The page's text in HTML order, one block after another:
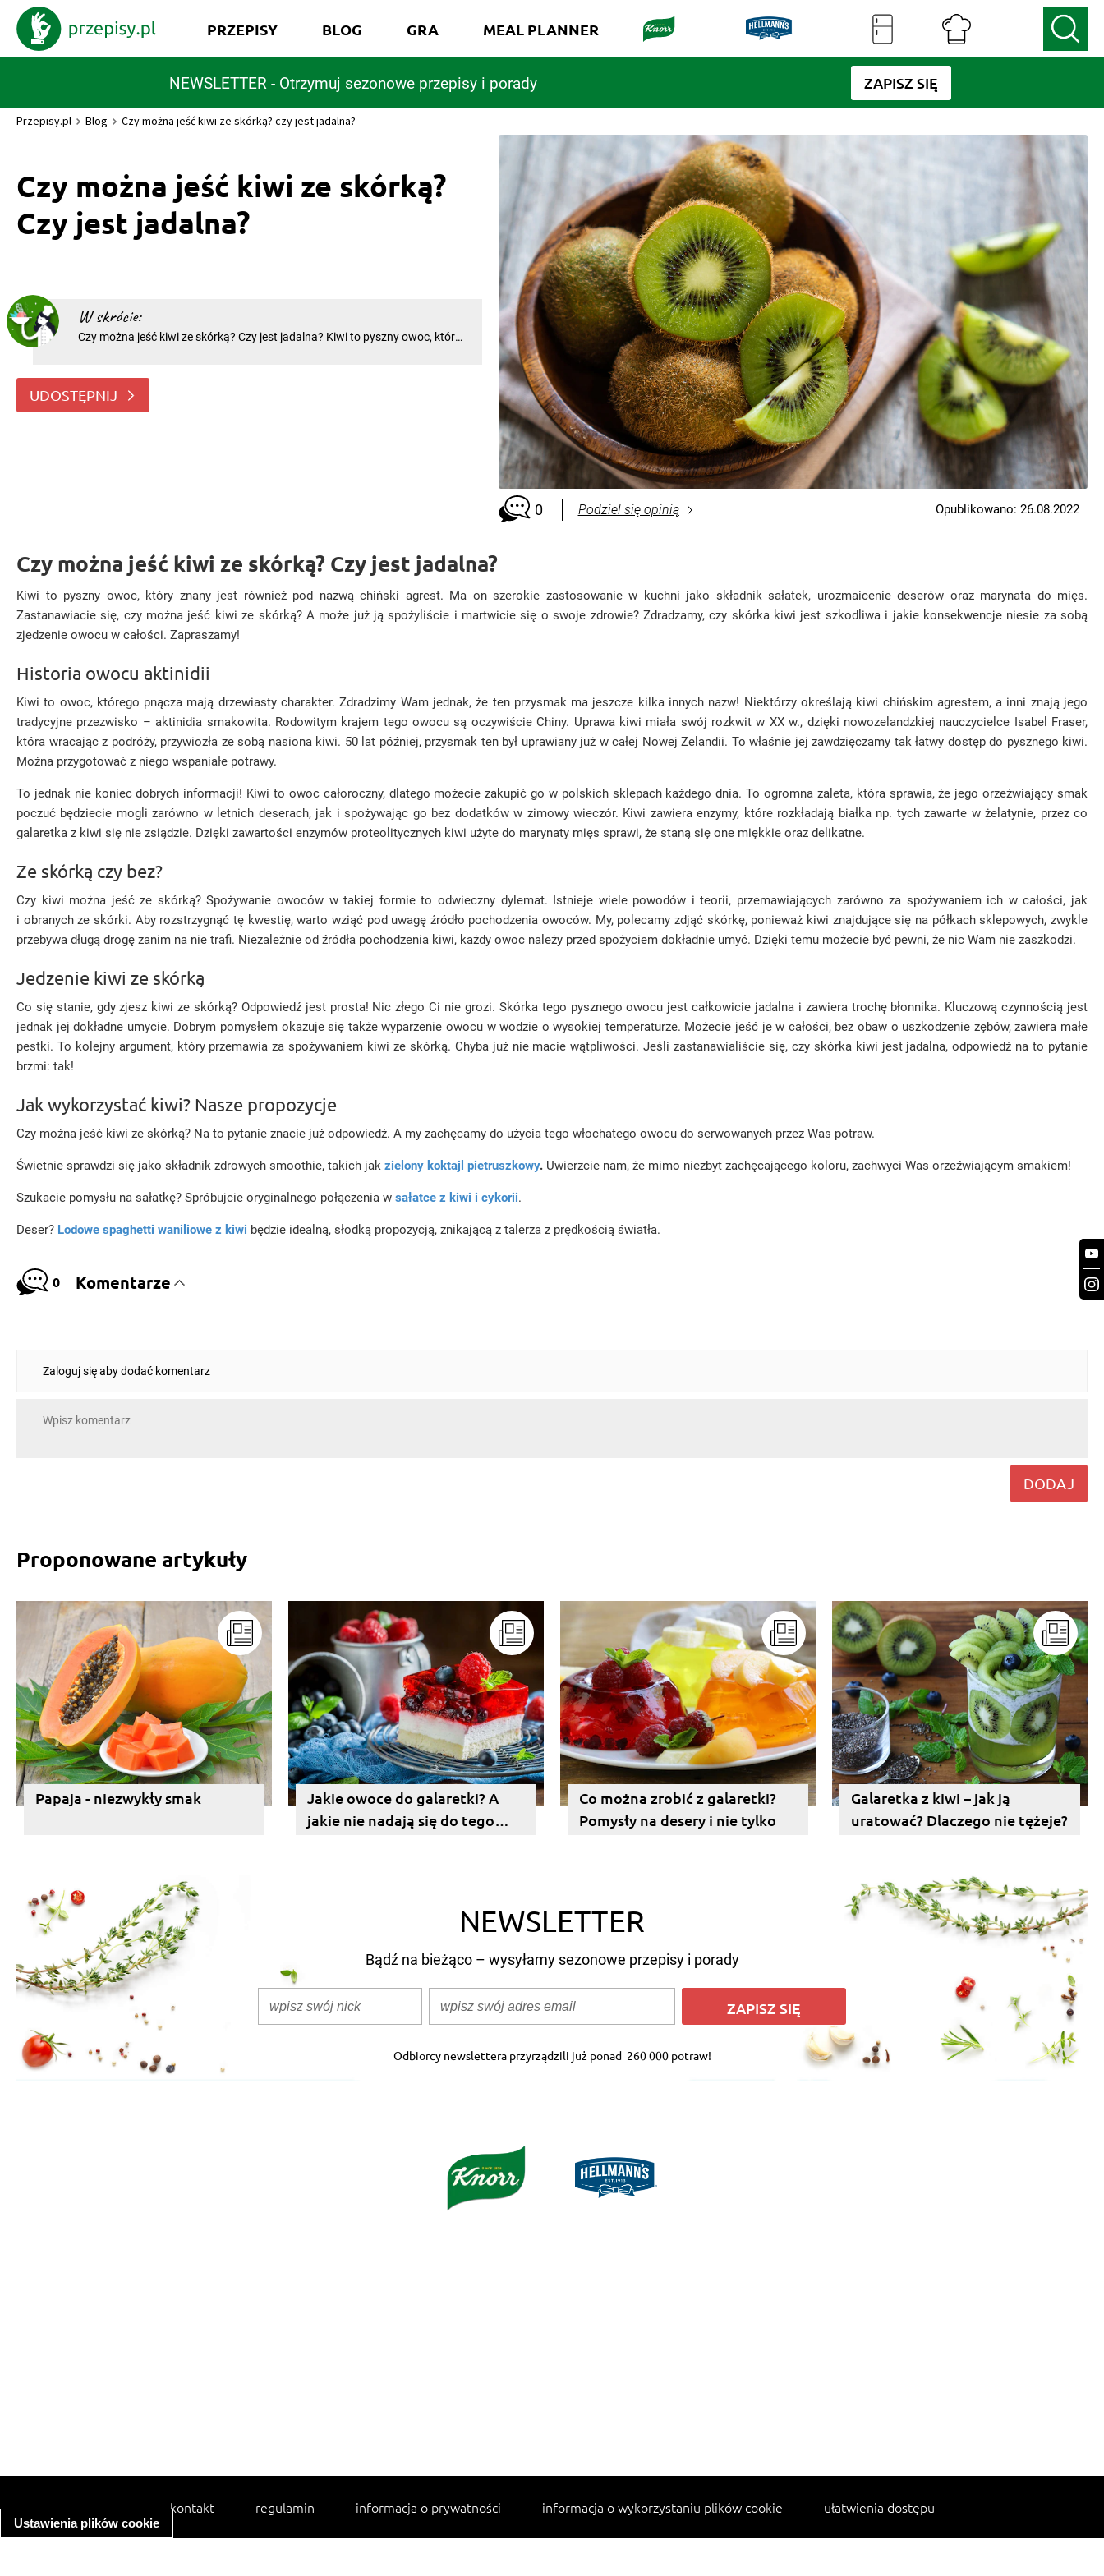
Ustawienia plików cookie
NEWSLETTER - Otrzymuj sezonowe przepisy i porady ZAPISZ SIĘ
PRZEPISY BLOG GRA MEAL PLANNER
Przepisy.pl Blog Czy można jeść kiwi ze skórką? czy jest jadalna?
Czy można jeść kiwi ze skórką?
Czy jest jadalna?
W skrócie:
Czy można jeść kiwi ze skórką? Czy jest jadalna? Kiwi to pyszny owoc, który
mięs. Zastanawiacie się, czy można
UDOSTĘPNIJ
0 Podziel się opinią Opublikowano: 26.08.2022
Czy można jeść kiwi ze skórką? Czy jest jadalna?
Kiwi to pyszny owoc, który znany jest również pod nazwą chiński agrest. Ma on szerokie zastosowanie w kuchni jako składnik sałatek, urozmaicenie deserów oraz marynata do mięs.
Zastanawiacie się, czy można jeść kiwi ze skórką? A może już ją spożyliście i martwicie się o swoje zdrowie? Zdradzamy, czy skórka kiwi jest szkodliwa i jakie konsekwencje niesie za sobą
zjedzenie owocu w całości. Zapraszamy!
Historia owocu aktinidii
Kiwi to owoc, którego pnącza mają drzewiasty charakter. Zdradzimy Wam jednak, że ten przysmak ma jeszcze kilka innych nazw! Niektórzy określają kiwi chińskim agrestem, a inni znają jego
tradycyjne przezwisko – aktinidia smakowita. Rodowitym krajem tego owocu są oczywiście Chiny. Uprawa kiwi miała swój rozkwit w XX w., dzięki nowozelandzkiej nauczycielce Isabel Fraser,
która wracając z podróży, przywiozła ze sobą nasiona kiwi. 50 lat później, przysmak ten był uprawiany już w całej Nowej Zelandii. To właśnie jej zawdzięczamy tak łatwy dostęp do pysznego kiwi.
Można przygotować z niego wspaniałe potrawy.
To jednak nie koniec dobrych informacji! Kiwi to owoc całoroczny, dlatego możecie zakupić go w polskich sklepach każdego dnia. To ogromna zaleta, która sprawia, że jego orzeźwiający smak
poczuć będziecie mogli zarówno w letnich deserach, jak i spożywając go bez dodatków w zimowy wieczór. Kiwi zawiera enzymy, które rozkładają białka np. tych zawarte w żelatynie, przez co
galaretka z kiwi się nie zsiądzie. Dzięki zawartości enzymów proteolitycznych kiwi użyte do marynaty mięs sprawi, że staną się one miękkie oraz delikatne.
Ze skórką czy bez?
Czy kiwi można jeść ze skórką? Spożywanie owoców w takiej formie to odwieczny dylemat. Istnieje wiele powodów i teorii, przemawiających zarówno za spożywaniem ich w całości, jak
i obranych ze skórki. Aby rozstrzygnąć tę kwestię, warto wziąć pod uwagę źródło pochodzenia owoców. My, polecamy zdjąć skórkę, ponieważ kiwi znajdujące się na półkach sklepowych, zwykle
przebywa długą drogę zanim na nie trafi. Niezależnie od źródła pochodzenia kiwi, każdy owoc należy przed spożyciem dokładnie umyć. Dzięki temu możecie być pewni, że nic Wam nie zaszkodzi.
Jedzenie kiwi ze skórką
Co się stanie, gdy zjesz kiwi ze skórką? Odpowiedź jest prosta! Nic złego Ci nie grozi. Skórka tego pysznego owocu jest całkowicie jadalna i zawiera trochę błonnika. Kluczową czynnością jest
jednak jej dokładne umycie. Dobrym pomysłem okazuje się także wyparzenie owocu w wodzie o wysokiej temperaturze. Możecie jeść je w całości, bez obaw o uszkodzenie zębów, zawiera małe
pestki. To kolejny argument, który przemawia za spożywaniem kiwi ze skórką. Chyba już nie macie wątpliwości. Jeśli zastanawialiście się, czy skórka kiwi jest jadalna, odpowiedź na to pytanie
brzmi: tak!
Jak wykorzystać kiwi? Nasze propozycje
Czy można jeść kiwi ze skórką? Na to pytanie znacie już odpowiedź. A my zachęcamy do użycia tego włochatego owocu do serwowanych przez Was potraw.
Świetnie sprawdzi się jako składnik zdrowych smoothie, takich jak zielony koktajl pietruszkowy. Uwierzcie nam, że mimo niezbyt zachęcającego koloru, zachwyci Was orzeźwiającym smakiem!
Szukacie pomysłu na sałatkę? Spróbujcie oryginalnego połączenia w sałatce z kiwi i cykorii.
Deser? Lodowe spaghetti waniliowe z kiwi będzie idealną, słodką propozycją, znikającą z talerza z prędkością światła.
0 Komentarze
Zaloguj się aby dodać komentarz
DODAJ
Proponowane artykuły
Papaja - niezwykły smak
Jakie owoce do galaretki? A
jakie nie nadają się do tego
Co można zrobić z galaretki?
Pomysły na desery i nie tylko
Galaretka z kiwi – jak ją
uratować? Dlaczego nie tężeje?
NEWSLETTER
Bądź na bieżąco – wysyłamy sezonowe przepisy i porady
ZAPISZ SIĘ
Odbiorcy newslettera przyrządzili już ponad 260 000 potraw!
kontakt regulamin informacja o prywatności informacja o wykorzystaniu plików cookie ułatwienia dostępu
Najpopularniejsze przepisy